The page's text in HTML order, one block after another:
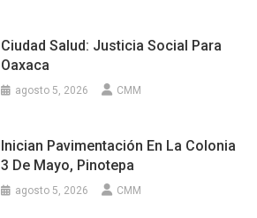
Ciudad Salud: Justicia Social Para
Oaxaca
agosto 5, 2026 CMM
Inician Pavimentación En La Colonia
3 De Mayo, Pinotepa
agosto 5, 2026 CMM